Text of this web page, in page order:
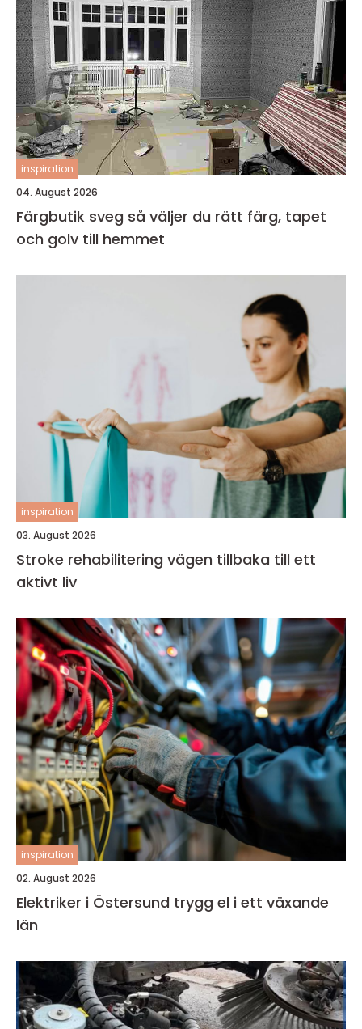
inspiration
04. August 2026
Färgbutik sveg så väljer du rätt färg, tapet
och golv till hemmet
inspiration
03. August 2026
Stroke rehabilitering vägen tillbaka till ett
aktivt liv
inspiration
02. August 2026
Elektriker i Östersund trygg el i ett växande
län